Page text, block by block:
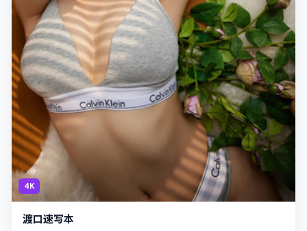
4K
渡口速写本